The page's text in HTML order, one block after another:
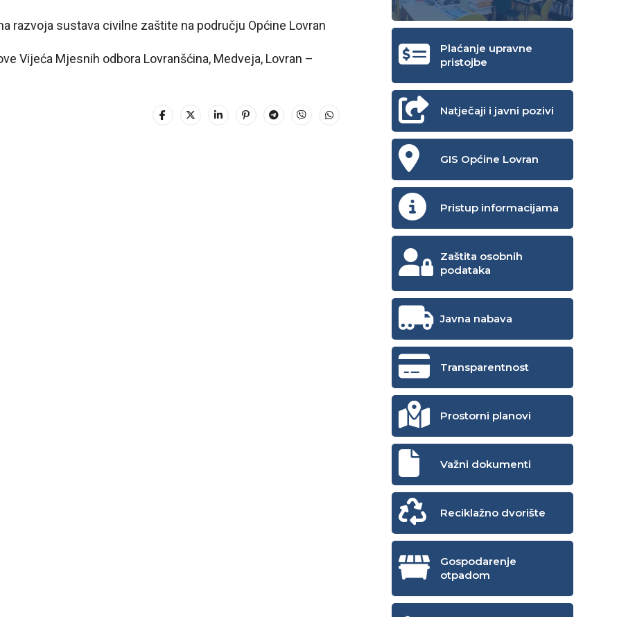
razvoja sustava civilne zaštite na području Općine Lovran
Vijeća Mjesnih odbora Lovranšćina, Medveja, Lovran –
Plaćanje upravne
pristojbe
Natječaji i javni pozivi
GIS Općine Lovran
Pristup informacijama
Zaštita osobnih
podataka
Javna nabava
Transparentnost
Prostorni planovi
Važni dokumenti
Reciklažno dvorište
Gospodarenje
otpadom